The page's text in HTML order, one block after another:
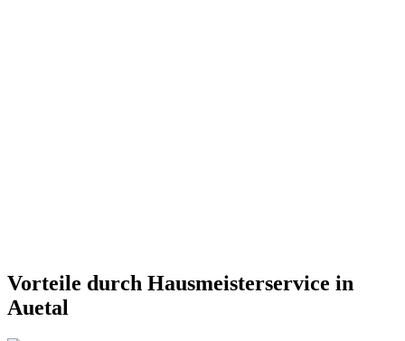
Vorteile durch Hausmeisterservice in
Auetal